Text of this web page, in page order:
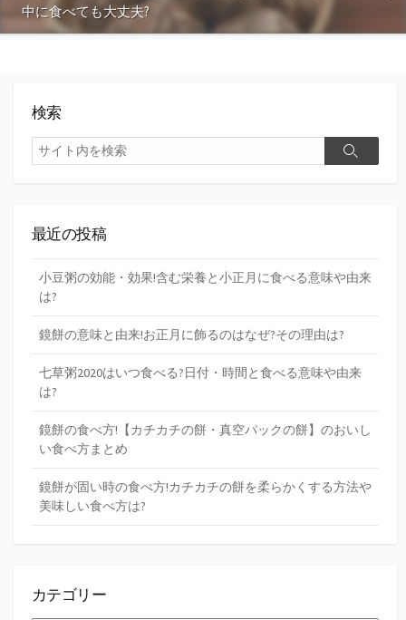
中に食べても大丈夫?
検索
検
索
検
最近の投稿
小豆粥の効能・効果!含む栄養と小正月に食べる意味や由来
は?
鏡餅の意味と由来!お正月に飾るのはなぜ?その理由は?
七草粥2020はいつ食べる?日付・時間と食べる意味や由来
は?
鏡餅の食べ方!【カチカチの餅・真空パックの餅】のおいし
い食べ方まとめ
鏡餅が固い時の食べ方!カチカチの餅を柔らかくする方法や
美味しい食べ方は?
カテゴリー